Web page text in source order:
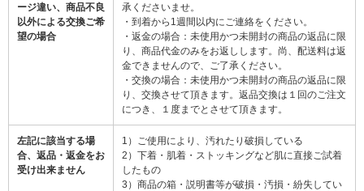
ージ違い、商品不良
以外による交換ご希
望の場合
承くださいませ。
・到着から1週間以内にご連絡をください。
・返金の場合：未使用かつ未開封の商品の返品に限
り、商品代金のみをお返しします。尚、配送料は返
金できませんので、ご了承ください。
・交換の場合：未使用かつ未開封の商品の返品に限
り、交換させて頂きます。返品交換は１回のご注文
につき、１度までとさせて頂きます。
左記に該当する場
合、返品・返金をお
受け出来ません
1）ご使用により、汚れたり破損している
2）下着・肌着・ストッキングなど肌に直接ご試着
したもの
3）商品の箱・説明書等が破損・汚損・紛失してい